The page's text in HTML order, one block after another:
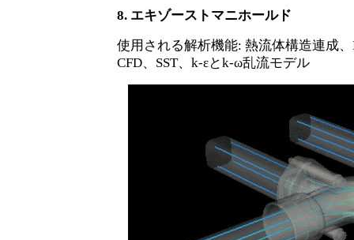
8. エキゾーストマニホールド
使用される解析機能: 熱流体構造連成
CFD、SST、k-εとk-ω乱流モデル